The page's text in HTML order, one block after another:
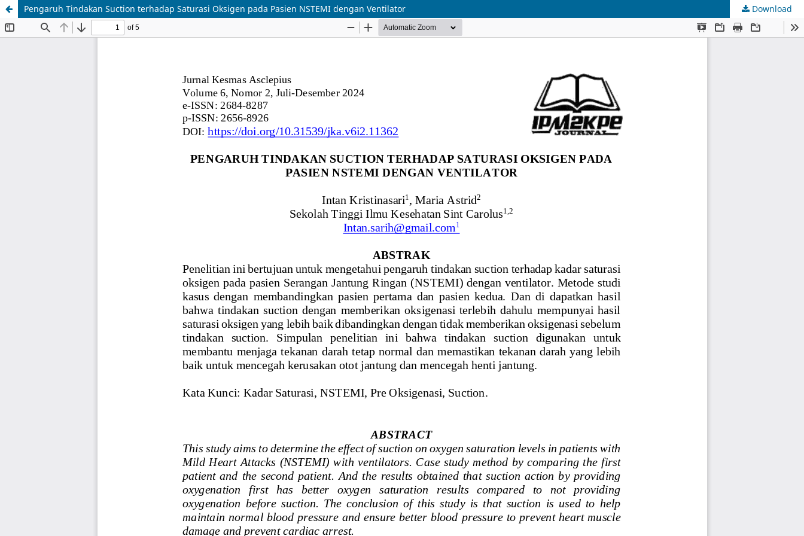
Pengaruh Tindakan Suction terhadap Saturasi Oksigen pada Pasien NSTEMI dengan Ventilator Download